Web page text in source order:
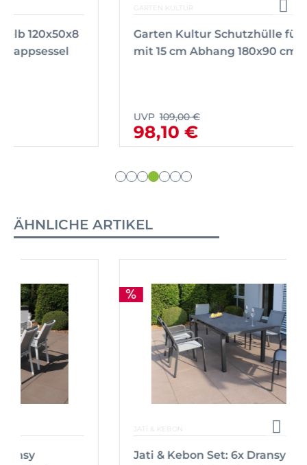
Garten Kultur Schutzhülle für Tisch
mit 15 cm Abhang 180x90 cm
ÄHNLICHE ARTIKEL
Jati & Kebon Set: 6x Dransy